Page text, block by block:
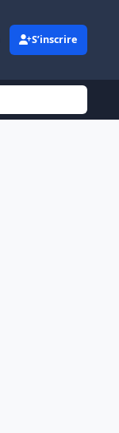
S’inscrire